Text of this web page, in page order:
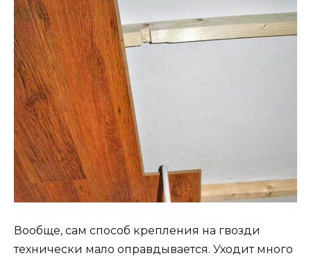
Вообще, сам способ крепления на гвозди
технически мало оправдывается. Уходит много